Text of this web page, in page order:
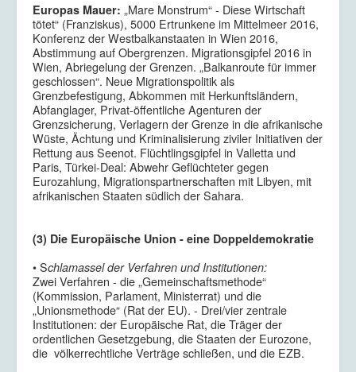
Europas Mauer: „Mare Monstrum“ - Diese Wirtschaft
tötet“ (Franziskus), 5000 Ertrunkene im Mittelmeer 2016,
Konferenz der Westbalkanstaaten in Wien 2016,
Abstimmung auf Obergrenzen. Migrationsgipfel 2016 in
Wien, Abriegelung der Grenzen. „Balkanroute für immer
geschlossen“. Neue Migrationspolitik als
Grenzbefestigung, Abkommen mit Herkunftsländern,
Abfanglager, Privat-öffentliche Agenturen der
Grenzsicherung, Verlagern der Grenze in die afrikanische
Wüste, Ächtung und Kriminalisierung ziviler Initiativen der
Rettung aus Seenot. Flüchtlingsgipfel in Valletta und
Paris, Türkei-Deal: Abwehr Geflüchteter gegen
Eurozahlung, Migrationspartnerschaften mit Libyen, mit
afrikanischen Staaten südlich der Sahara.
(3) Die Europäische Union - eine Doppeldemokratie
• Schlamassel der Verfahren und Institutionen:
Zwei Verfahren - die „Gemeinschaftsmethode“
(Kommission, Parlament, Ministerrat) und die
„Unionsmethode“ (Rat der EU). - Drei/vier zentrale
Institutionen: der Europäische Rat, die Träger der
ordentlichen Gesetzgebung, die Staaten der Eurozone,
die völkerrechtliche Verträge schließen, und die EZB.